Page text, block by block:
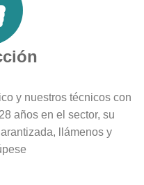
y nuestros técnicos con
años en el sector, su
llámenos y